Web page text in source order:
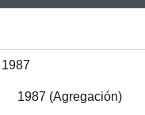
1987
1987 (Agregación)